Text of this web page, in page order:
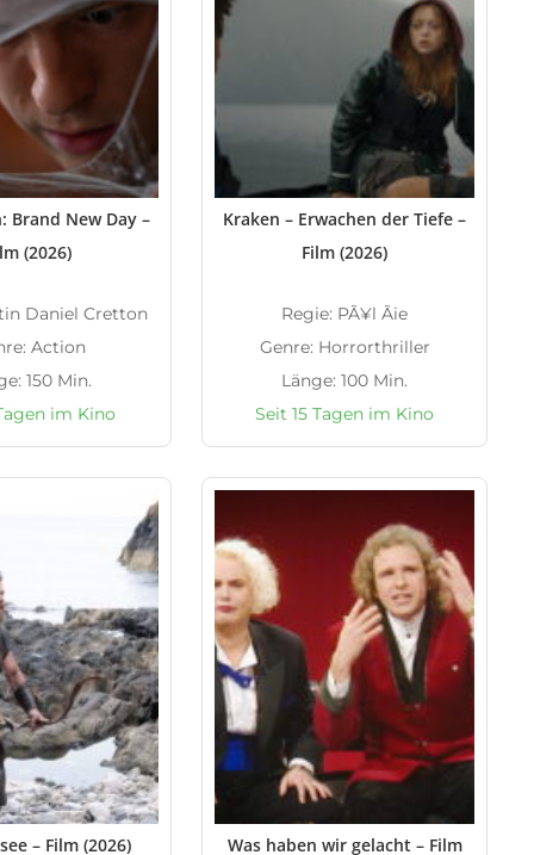
Brand New Day –
(2026)
Daniel Cretton
Action
150 Min.
im Kino
Kraken – Erwachen der Tiefe –
Film (2026)
Regie: PÃ¥l Ãie
Genre: Horrorthriller
Länge: 100 Min.
Seit 15 Tagen im Kino
– Film (2026) Was haben wir gelacht – Film